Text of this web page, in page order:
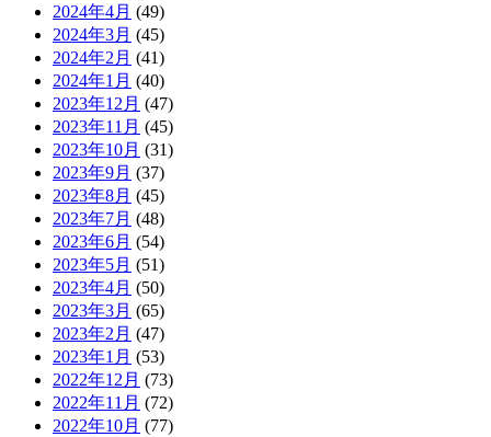
2024年4月 (49)
2024年3月 (45)
2024年2月 (41)
2024年1月 (40)
2023年12月 (47)
2023年11月 (45)
2023年10月 (31)
2023年9月 (37)
2023年8月 (45)
2023年7月 (48)
2023年6月 (54)
2023年5月 (51)
2023年4月 (50)
2023年3月 (65)
2023年2月 (47)
2023年1月 (53)
2022年12月 (73)
2022年11月 (72)
2022年10月 (77)